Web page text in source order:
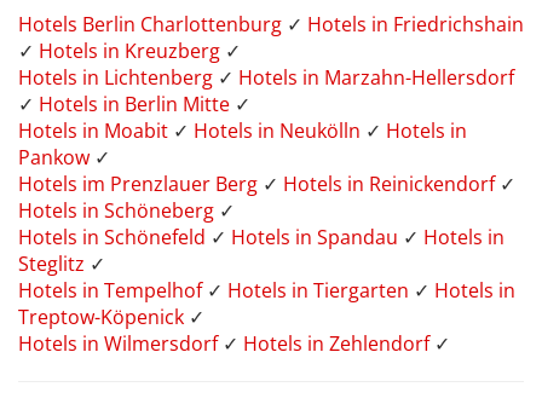
Hotels Berlin Charlottenburg ✓ Hotels in Friedrichshain
✓ Hotels in Kreuzberg ✓
Hotels in Lichtenberg ✓ Hotels in Marzahn-Hellersdorf
✓ Hotels in Berlin Mitte ✓
Hotels in Moabit ✓ Hotels in Neukölln ✓ Hotels in
Pankow ✓
Hotels im Prenzlauer Berg ✓ Hotels in Reinickendorf ✓
Hotels in Schöneberg ✓
Hotels in Schönefeld ✓ Hotels in Spandau ✓ Hotels in
Steglitz ✓
Hotels in Tempelhof ✓ Hotels in Tiergarten ✓ Hotels in
Treptow-Köpenick ✓
Hotels in Wilmersdorf ✓ Hotels in Zehlendorf✓